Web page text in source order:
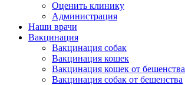
Оценить клинику
Администрация
Наши врачи
Вакцинация
Вакцинация собак
Вакцинация кошек
Вакцинация кошек от бешенства
Вакцинация собак от бешенства